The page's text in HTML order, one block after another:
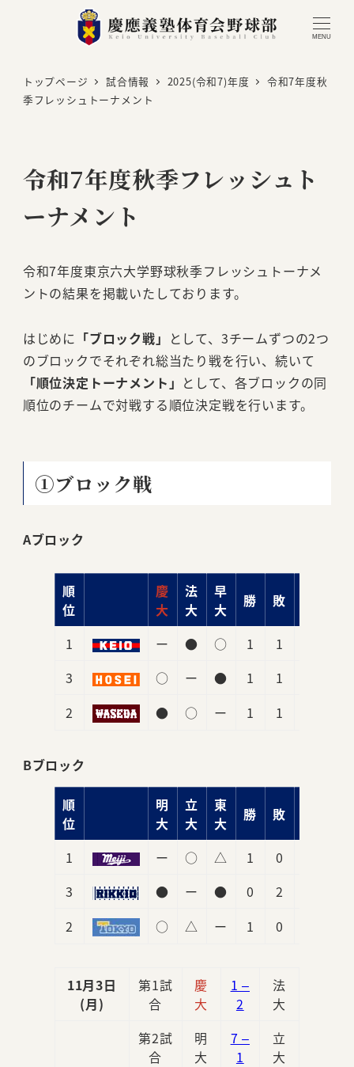
MENU
トップページ 試合情報 2025(令和7)年度
令和7年度秋
季フレッシュトーナメント
令和7年度秋季フレッシュト
ーナメント
令和7年度東京六大学野球秋季フレッシュトーナメ
ントの結果を掲載いたしております。
はじめに 「ブロック戦」 として、3チームずつの2つ
のブロックでそれぞれ総当たり戦を行い、続いて
「順位決定トーナメント」 として、各ブロックの同
順位のチームで対戦する順位決定戦を行います。
①ブロック戦
Aブロック
順
位
慶
大
法
大
早
大
勝 敗
1 ー ● ○ 1 1
3
○ ー ● 1 1
2
● ○ ー 1 1
Bブロック
順
位
明
大
立
大
東
大
勝 敗
1 ー ○ △ 1 0
3
● ー ● 0 2
2
○ △ ー 1 0
11月3日
(月)
第1試
合
慶
大
1 –
2
法
大
第2試
合
明
大
7 –
1
立
大